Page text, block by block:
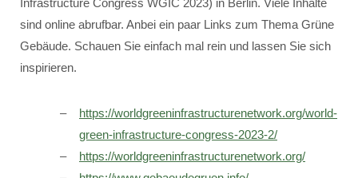
Infrastructure Congress WGIC 2023) in Berlin. Viele Inhalte
sind online abrufbar. Anbei ein paar Links zum Thema Grüne
Gebäude. Schauen Sie einfach mal rein und lassen Sie sich
inspirieren.
https://worldgreeninfrastructurenetwork.org/world-
green-infrastructure-congress-2023-2/
https://worldgreeninfrastructurenetwork.org/